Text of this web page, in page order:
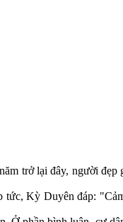
trở lại đây, người đẹp
Kỳ Duyên đáp: